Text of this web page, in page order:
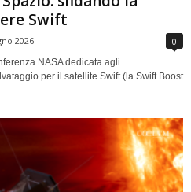
Swift
2026 0
NASA dedicata agli
per il satellite Swift (la Swift Boost